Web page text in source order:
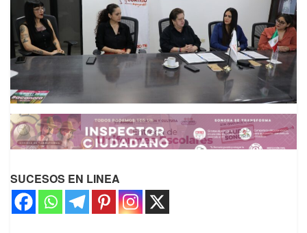
SUCESOS EN LINEA